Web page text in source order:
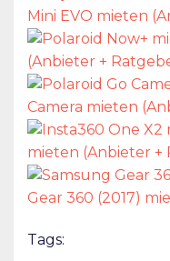
Mini EVO mieten
(Anbieter +
Camera mieten
mieten (Anbieter +
Gear 360 (2017)
Tags: